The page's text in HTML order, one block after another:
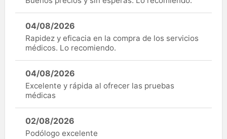
04/08/2026
Rapidez y eficacia en la compra de los servicios
médicos. Lo recomiendo.
04/08/2026
Excelente y rápida al ofrecer las pruebas
médicas
02/08/2026
Podólogo excelente